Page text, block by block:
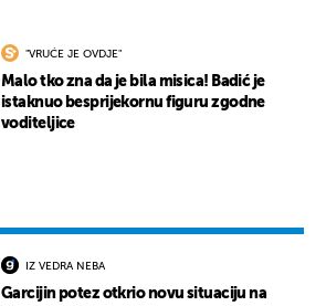
"VRUĆE JE OVDJE"
Malo tko zna da je bila misica! Badić je
istaknuo besprijekornu figuru zgodne
voditeljice
IZ VEDRA NEBA
Garcijin potez otkrio novu situaciju na